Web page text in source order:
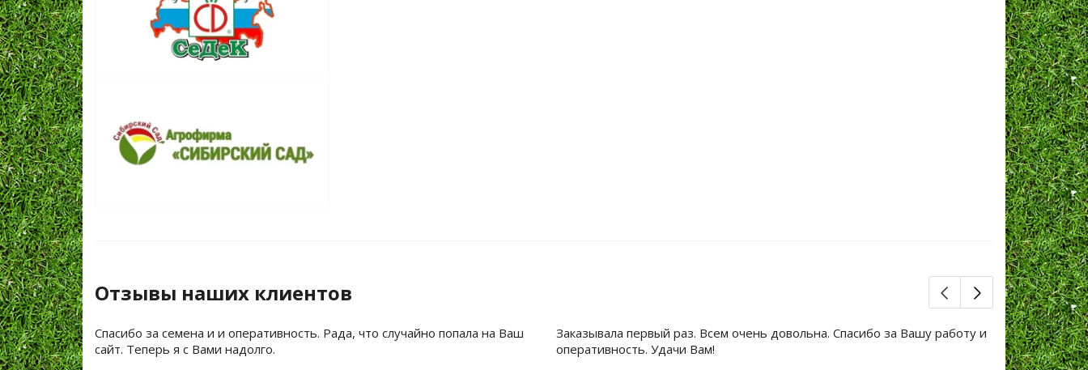
Отзывы наших клиентов
Спасибо за семена и и оперативность. Рада, что случайно попала на Ваш
сайт. Теперь я с Вами надолго.
Заказывала первый раз. Всем очень довольна. Спасибо за Вашу работу и
оперативность. Удачи Вам!
Большое
уже не